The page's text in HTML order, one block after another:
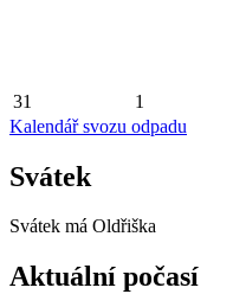
31 1
Kalendář svozu odpadu
Svátek
Svátek má Oldřiška
Aktuální počasí